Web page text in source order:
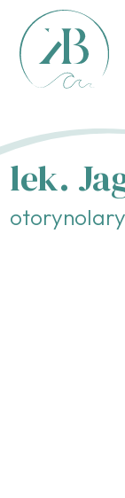
lek.